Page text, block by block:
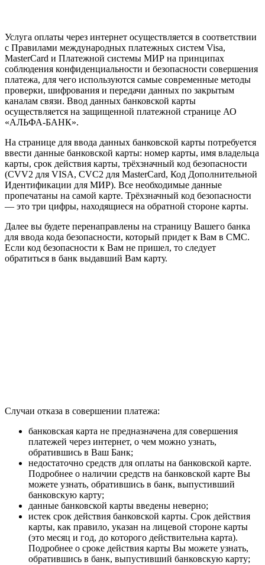
Услуга оплаты через интернет осуществляется в соответствии
с Правилами международных платежных систем Visa,
MasterCard и Платежной системы МИР на принципах
соблюдения конфиденциальности и безопасности совершения
платежа, для чего используются самые современные методы
проверки, шифрования и передачи данных по закрытым
каналам связи. Ввод данных банковской карты
осуществляется на защищенной платежной странице АО
«АЛЬФА-БАНК».
На странице для ввода данных банковской карты потребуется
ввести данные банковской карты: номер карты, имя владельца
карты, срок действия карты, трёхзначный код безопасности
(CVV2 для VISA, CVC2 для MasterCard, Код Дополнительной
Идентификации для МИР). Все необходимые данные
пропечатаны на самой карте. Трёхзначный код безопасности
— это три цифры, находящиеся на обратной стороне карты.
Далее вы будете перенаправлены на страницу Вашего банка
для ввода кода безопасности, который придет к Вам в СМС.
Если код безопасности к Вам не пришел, то следует
обратиться в банк выдавший Вам карту.
Случаи отказа в совершении платежа:
банковская карта не предназначена для совершения
платежей через интернет, о чем можно узнать,
обратившись в Ваш Банк;
недостаточно средств для оплаты на банковской карте.
Подробнее о наличии средств на банковской карте Вы
можете узнать, обратившись в банк, выпустивший
банковскую карту;
данные банковской карты введены неверно;
истек срок действия банковской карты. Срок действия
карты, как правило, указан на лицевой стороне карты
(это месяц и год, до которого действительна карта).
Подробнее о сроке действия карты Вы можете узнать,
обратившись в банк, выпустивший банковскую карту;